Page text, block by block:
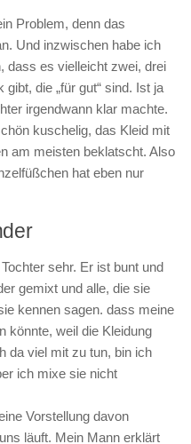
Problem, denn das
Und inzwischen habe ich
dass es vielleicht zwei, drei
die „für gut“ sind. Ist ja
irgendwann klar machte.
kuschelig, das Kleid mit
am meisten beklatscht. Also
hat eben nur
sehr. Er ist bunt und
gemixt und alle, die sie
kennen sagen. dass meine
könnte, weil die Kleidung
da viel mit zu tun, bin ich
ich mixe sie nicht
Vorstellung davon
läuft. Mein Mann erklärt